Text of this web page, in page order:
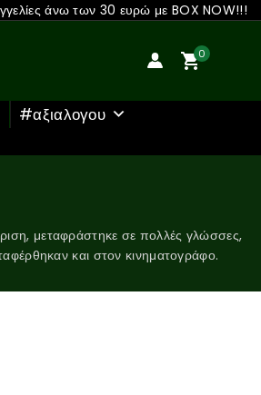
άνω των 30 ευρώ με BOX NOW!!!
0
#αξιαλογου
μεταφράστηκε σε πολλές γλώσσες,
και στον κινηματογράφο.